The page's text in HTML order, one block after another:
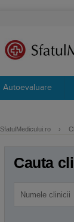
Autoevaluare
SfatulMedicului.ro ›
Cauta